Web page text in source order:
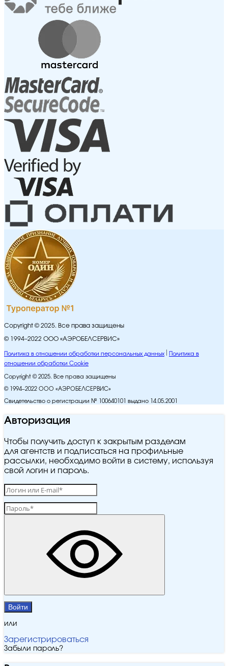
Copyright © 2025. Все права защищены
© 1994–2022 ООО «АЭРОБЕЛСЕРВИС»
Политика в отношении обработки персональных данных
Политика в
отношении обработки Cookie
Copyright © 2025. Все права защищены
© 1994–2022 ООО «АЭРОБЕЛСЕРВИС»
Свидетельство о регистрации № 100640101 выдано 14.05.2001
Авторизация
Чтобы получить доступ к закрытым разделам
для агентств и подписаться на профильные
рассылки, необходимо войти в систему, используя
свой логин и пароль.
Войти
или
Зарегистрироваться
Забыли пароль?